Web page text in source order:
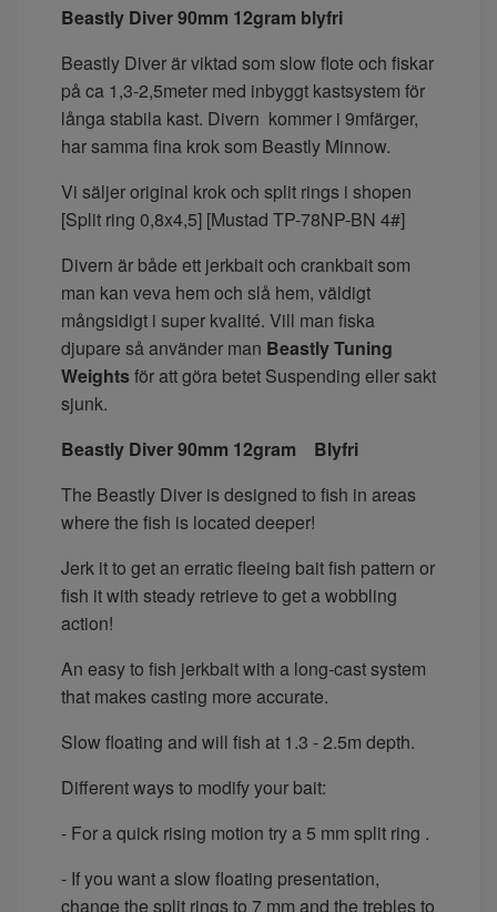
Beastly Diver 90mm 12gram blyfri
Beastly Diver är viktad som slow flote och fiskar
på ca 1,3-2,5meter med inbyggt kastsystem för
långa stabila kast. Divern kommer i 9mfärger,
har samma fina krok som Beastly Minnow.
Vi säljer original krok och split rings i shopen
[Split ring 0,8x4,5] [Mustad TP-78NP-BN 4#]
Divern är både ett jerkbait och crankbait som
man kan veva hem och slå hem, väldigt
mångsidigt i super kvalité. Vill man fiska
djupare så använder man Beastly Tuning
Weightsför att göra betet Suspending eller sakt
sjunk.
Beastly Diver 90mm 12gram Blyfri
The Beastly Diver is designed to fish in areas
where the fish is located deeper!
Jerk it to get an erratic fleeing bait fish pattern or
fish it with steady retrieve to get a wobbling
action!
An easy to fish jerkbait with a long-cast system
that makes casting more accurate.
Slow floating and will fish at 1.3 - 2.5m depth.
Different ways to modify your bait:
- For a quick rising motion try a 5 mm split ring .
- If you want a slow floating presentation,
change the split rings to 7 mm and the trebles to